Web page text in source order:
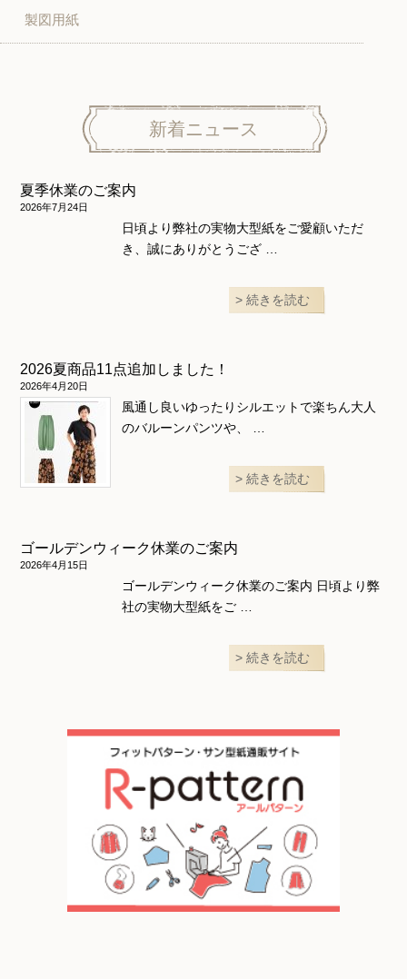
スカート
ニット地専用
和風衣類
ボトムス
ワンピース＆スーツ
ウェディング・コスチューム
子供服
ワンピース
スカート・パンツ
製図用紙
新着ニュース
夏季休業のご案内
2026年7月24日
日頃より弊社の実物大型紙をご愛顧いただ
き、誠にありがとうござ …
続きを読む
2026夏商品11点追加しました！
2026年4月20日
風通し良いゆったりシルエットで楽ちん大人
のバルーンパンツや、 …
続きを読む
ゴールデンウィーク休業のご案内
2026年4月15日
ゴールデンウィーク休業のご案内 日頃より弊
社の実物大型紙をご …
続きを読む